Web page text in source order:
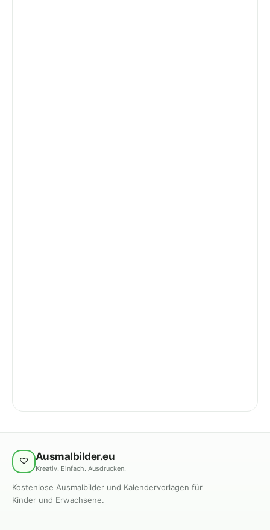
♡ Ausmalbilder.eu
Kreativ. Einfach. Ausdrucken.
Kostenlose Ausmalbilder und Kalendervorlagen für
Kinder und Erwachsene.